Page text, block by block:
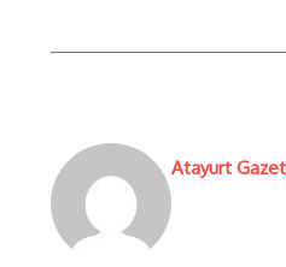
Atayurt